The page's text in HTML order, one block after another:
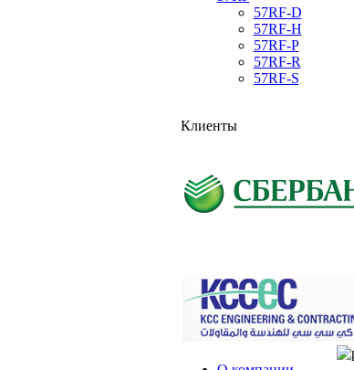
57RF-D
57RF-H
57RF-P
57RF-R
57RF-S
Клиенты